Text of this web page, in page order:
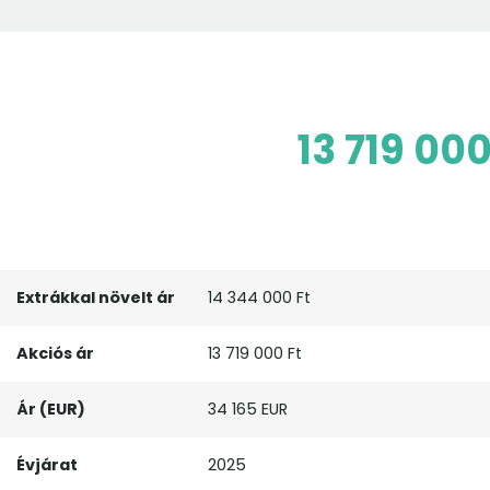
13 719
Extrákkal növelt ár 14 344 000 Ft
Akciós ár 13 719 000 Ft
Ár (EUR) 34 165 EUR
Évjárat 2025